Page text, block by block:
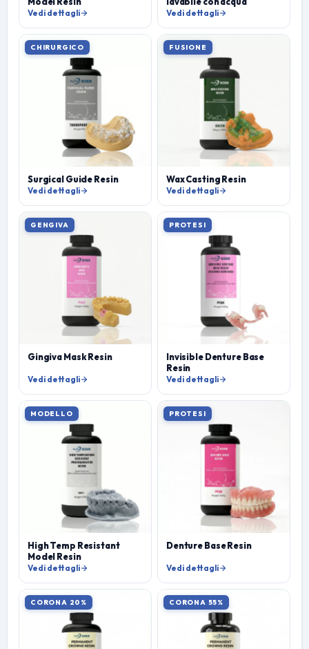
Vedi dettagli Vedi dettagli
CHIRURGICO
Surgical Guide Resin
Vedi dettagli
FUSIONE
Wax Casting Resin
Vedi dettagli
GENGIVA
Gingiva Mask Resin
Vedi dettagli
PROTESI
Invisible Denture Base
Resin
Vedi dettagli
MODELLO
High Temp Resistant
Model Resin
Vedi dettagli
PROTESI
Denture Base Resin
Vedi dettagli
CORONA 20% CORONA 55%